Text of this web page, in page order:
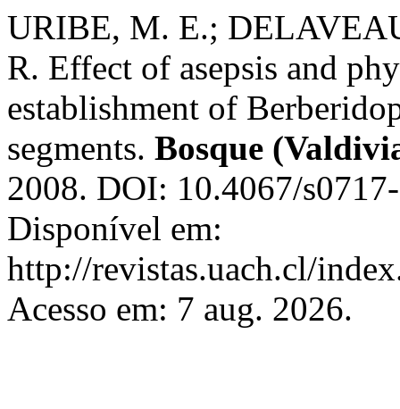
URIBE, M. E.;
R. Effect of asepsis and
establishment of
segments. Bosque
2008. DOI: 10.4067/
Disponível em:
http://revistas.uach.cl/
Acesso em: 7 aug. 2026.